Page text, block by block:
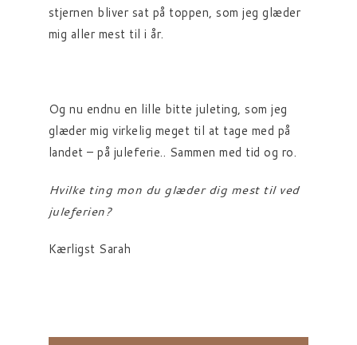
stjernen bliver sat på toppen, som jeg glæder
mig aller mest til i år.
Og nu endnu en lille bitte juleting, som jeg
glæder mig virkelig meget til at tage med på
landet – på juleferie.. Sammen med tid og ro.
Hvilke ting mon du glæder dig mest til ved
juleferien?
Kærligst Sarah